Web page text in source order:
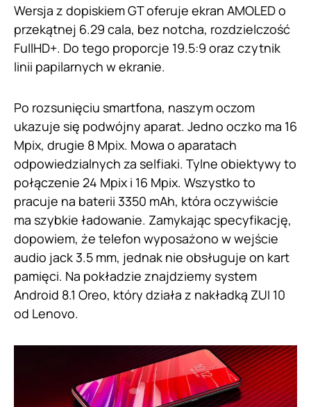
Wersja z dopiskiem GT oferuje ekran AMOLED o
przekątnej 6.29 cala, bez notcha, rozdzielczość
FullHD+. Do tego proporcje 19.5:9 oraz czytnik
linii papilarnych w ekranie.
Po rozsunięciu smartfona, naszym oczom
ukazuje się podwójny aparat. Jedno oczko ma 16
Mpix, drugie 8 Mpix. Mowa o aparatach
odpowiedzialnych za selfiaki. Tylne obiektywy to
połączenie 24 Mpix i 16 Mpix. Wszystko to
pracuje na baterii 3350 mAh, która oczywiście
ma szybkie ładowanie. Zamykając specyfikację,
dopowiem, że telefon wyposażono w wejście
audio jack 3.5 mm, jednak nie obsługuje on kart
pamięci. Na pokładzie znajdziemy system
Android 8.1 Oreo, który działa z nakładką ZUI 10
od Lenovo.